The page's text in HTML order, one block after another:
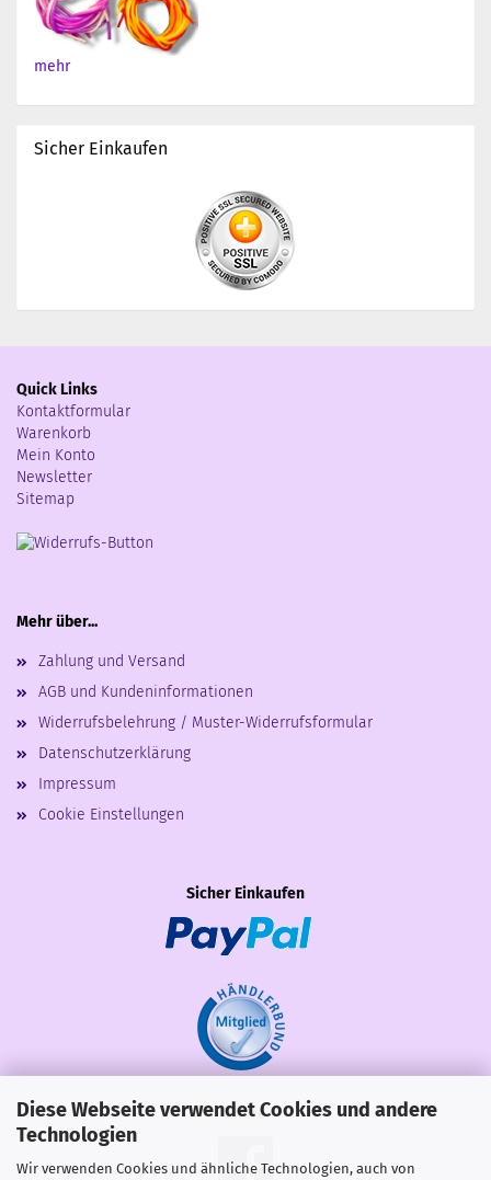
Diese Webseite verwendet Cookies und andere
Technologien
Wir verwenden Cookies und ähnliche Technologien, auch von
mehr
Sicher Einkaufen
Quick Links
Kontaktformular
Warenkorb
Mein Konto
Newsletter
Sitemap
Mehr über...
Zahlung und Versand
AGB und Kundeninformationen
Widerrufsbelehrung / Muster-Widerrufsformular
Datenschutzerklärung
Impressum
Cookie Einstellungen
Sicher Einkaufen
Share